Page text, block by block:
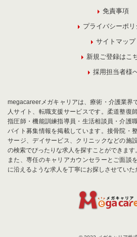
免責事項
プライバシーポリ
サイトマップ
新規ご登録はこ
採用担当者様
megacareerメガキャリアは、療術・介護業界
人サイト、転職支援サービスです。柔道整復
指圧師・機能訓練指導員・生活相談員・介護
バイト募集情報を掲載しています。接骨院・
サージ、デイサービス、クリニックなどの施
の検索でぴったりな求人を探すことができます。
また、専任のキャリアカウンセラーとご面談
に沿えるような求人を丁寧にお探しさせていた